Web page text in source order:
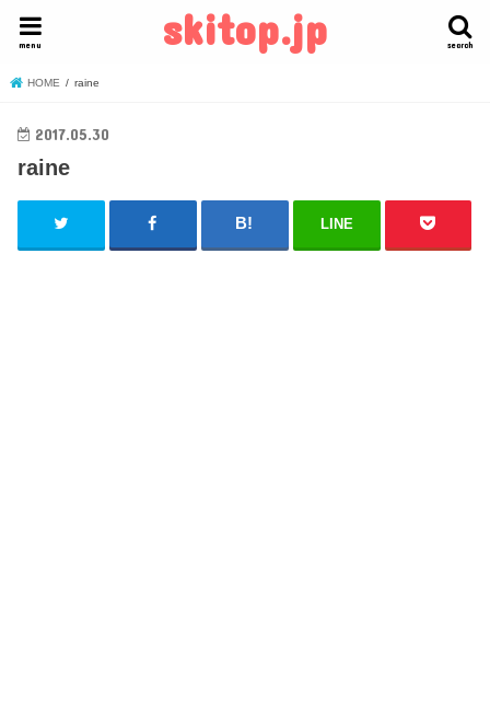
skitop.jp search
menu
HOME raine
2017.05.30
raine
LINE